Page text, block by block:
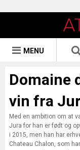
MENU
Domaine
vin fra
Med en ambition om at
Jura for han er født og
i 2015, men han har
Chateau Chalon, som